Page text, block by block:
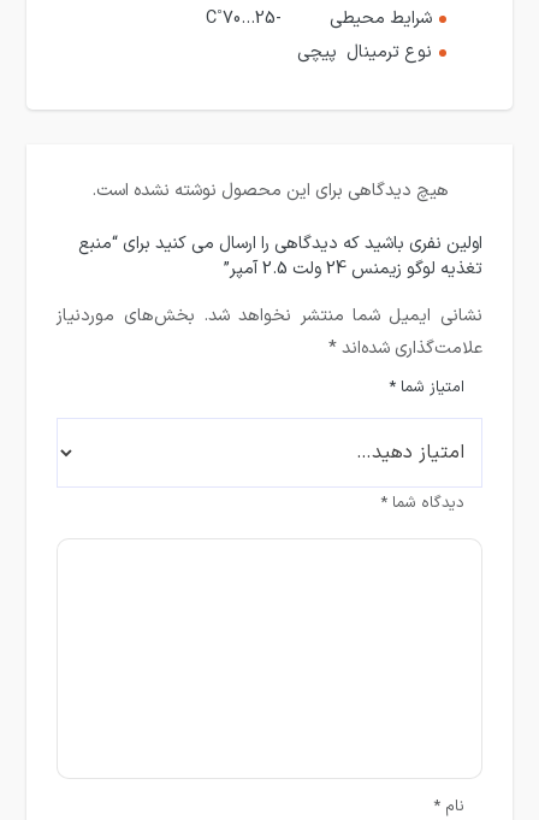
شرایط محیطی
-25…70˚C
نوع ترمینال پیچی
هیچ دیدگاهی برای این محصول نوشته نشده است.
اولین نفری باشید که دیدگاهی را ارسال می کنید برای “منبع
تغذیه لوگو زیمنس 24 ولت 2.5 آمپر”
نشانی ایمیل شما منتشر نخواهد شد. بخش‌های موردنیاز
علامت‌گذاری شده‌اند*
امتیاز شما*
دیدگاه شما*
نام*